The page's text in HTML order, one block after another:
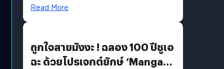
Read More
ถูกใจสายมังงะ ! ฉลอง 100 ปีชูเอ
ฉะ ด้วยโปรเจกต์ยักษ์ ‘Manga